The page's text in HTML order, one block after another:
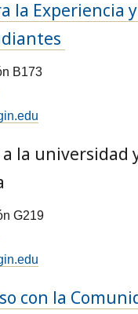
la Experiencia
B173
la universidad
G219
con la